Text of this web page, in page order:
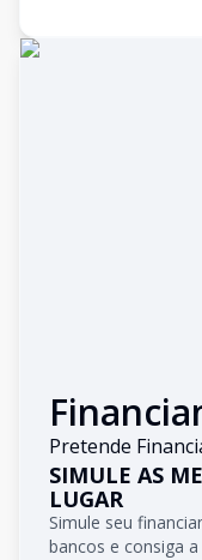
Pretende
SIMULE AS
LUGAR
Simule seu
bancos e consiga